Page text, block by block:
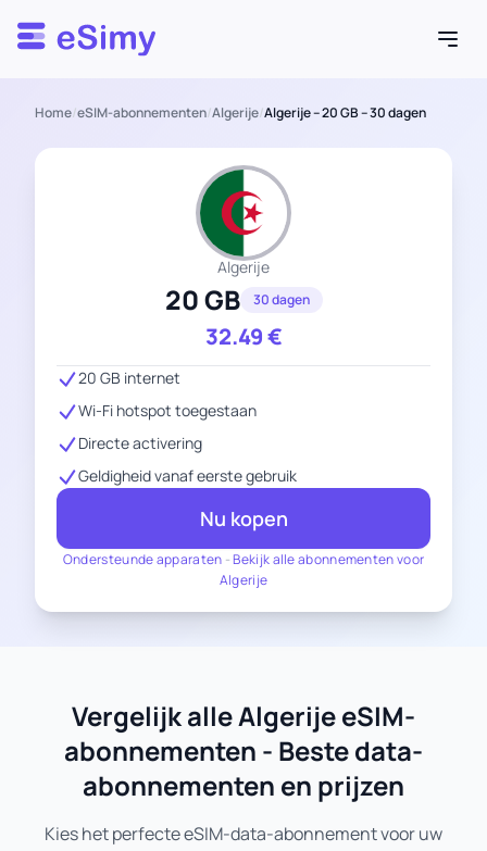
Esimy
Home/eSIM-abonnementen/Algerije/Algerije – 20 GB – 30 dagen
Algerije
20 GB 30 dagen
32.49€
Ondersteunde apparaten -Bekijk alle abonnementen voor
Algerije
20 GB internet
Wi-Fi hotspot toegestaan
Directe activering
Geldigheid vanaf eerste gebruik
Nu kopen
Vergelijk alle Algerije eSIM-
abonnementen - Beste data-
abonnementen en prijzen
Kies het perfecte eSIM-data-abonnement voor uw